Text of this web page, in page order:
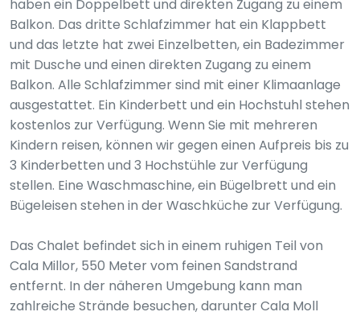
haben ein Doppelbett und direkten Zugang zu einem
Balkon. Das dritte Schlafzimmer hat ein Klappbett
und das letzte hat zwei Einzelbetten, ein Badezimmer
mit Dusche und einen direkten Zugang zu einem
Balkon. Alle Schlafzimmer sind mit einer Klimaanlage
ausgestattet. Ein Kinderbett und ein Hochstuhl stehen
kostenlos zur Verfügung. Wenn Sie mit mehreren
Kindern reisen, können wir gegen einen Aufpreis bis zu
3 Kinderbetten und 3 Hochstühle zur Verfügung
stellen. Eine Waschmaschine, ein Bügelbrett und ein
Bügeleisen stehen in der Waschküche zur Verfügung.
Das Chalet befindet sich in einem ruhigen Teil von
Cala Millor, 550 Meter vom feinen Sandstrand
entfernt. In der näheren Umgebung kann man
zahlreiche Strände besuchen, darunter Cala Moll